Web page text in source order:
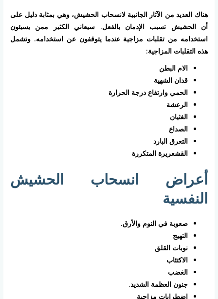
هناك العديد من الآثار الجانبية لانسحاب الحشيش، وهي بمثابة دليل على
أن الحشيش تسبب الإدمان بالفعل. سيعاني الكثير ممن يسيئون
استخدامه من تقلبات مزاجية عندما يتوقفون عن استخدامه. وتشمل
هذه التقلبات المزاجية:
الام البطن
قدان الشهية
الحمي وارتفاع درجة الحرارة
الرعشة
الغثيان
الصداع
التعرق البارد
القشعريرة المتكررة
أعراض انسحاب الحشيش
النفسية
صعوبة في النوم والأرق.
التهيج
نوبات القلق
الاكتئاب
الغضب
جنون العظمة الشديد.
اضطرابات مزاجية